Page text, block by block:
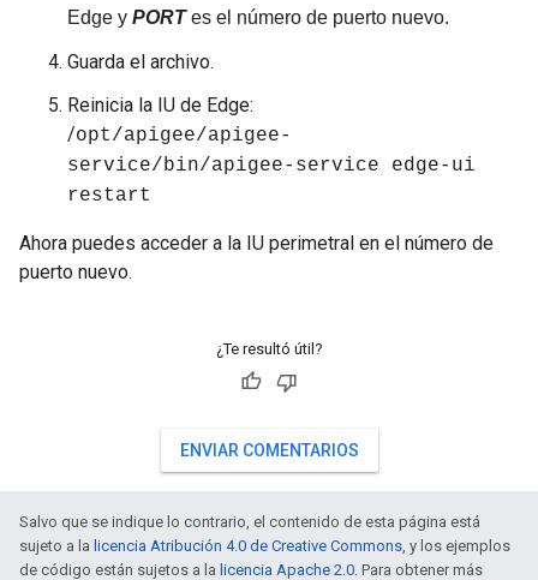
Edge y PORTes el número de puerto nuevo.
Guarda el archivo.
Reinicia la IU de Edge:
/opt/apigee/apigee-
service/bin/apigee-service edge-ui
restart
Ahora puedes acceder a la IU perimetral en el número de
puerto nuevo.
¿Te resultó útil?
ENVIAR COMENTARIOS
Salvo que se indique lo contrario, el contenido de esta página está
sujeto a la licencia Atribución 4.0 de Creative Commons, y los ejemplos
de código están sujetos a la licencia Apache 2.0. Para obtener más